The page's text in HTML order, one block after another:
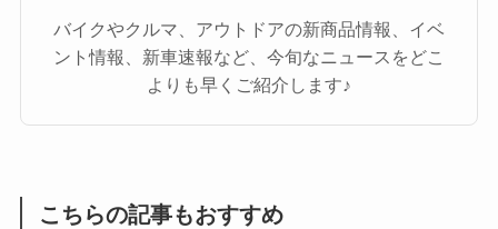
バイクやクルマ、アウトドアの新商品情報、イベ
ント情報、新車速報など、今旬なニュースをどこ
よりも早くご紹介します♪
こちらの記事もおすすめ